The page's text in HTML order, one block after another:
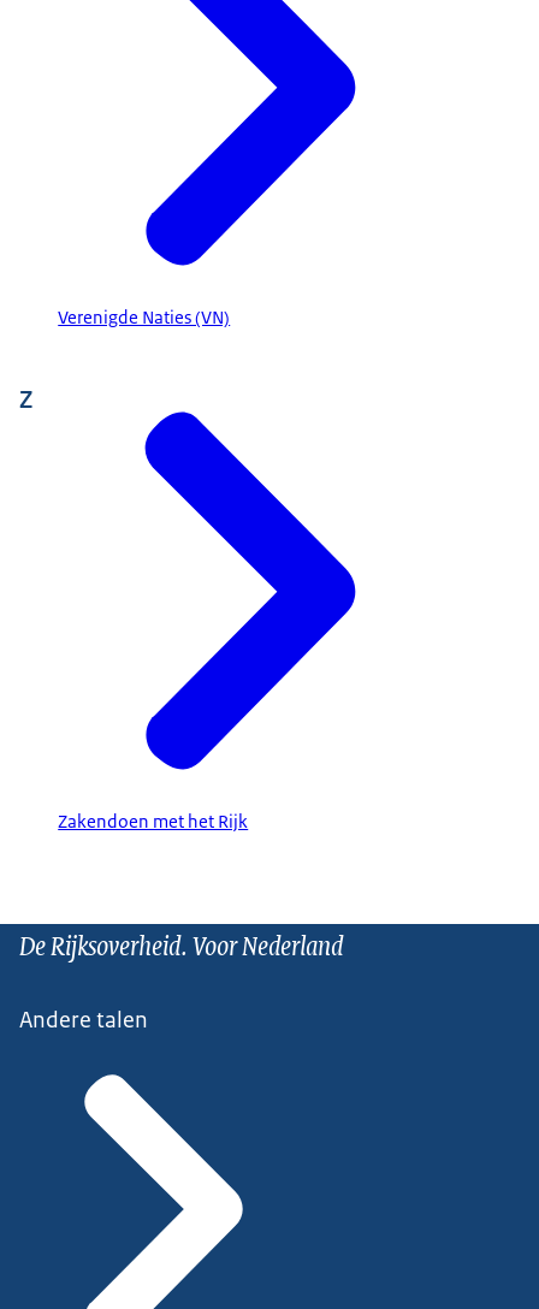
Verenigde Naties (VN)
Z
Zakendoen met het Rijk
De Rijksoverheid. Voor Nederland
Andere talen